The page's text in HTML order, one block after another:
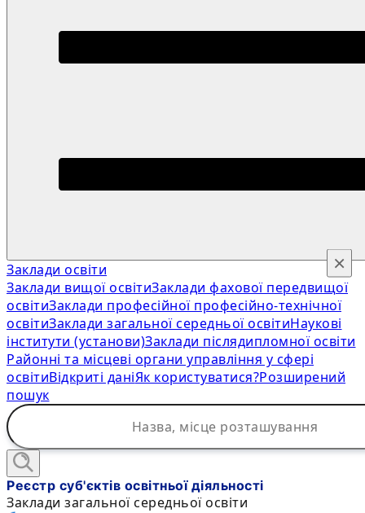
Заклади освіти
Заклади вищої освітиЗаклади фахової передвищої
освітиЗаклади професійної професійно-технічної
освітиЗаклади загальної середньої освітиНаукові
інститути (установи)Заклади післядипломної освіти
Районні та місцеві органи управління у сфері
освітиВідкриті даніЯк користуватися?Розширений
пошук
×
Реєстр суб'єктів освітньої діяльності
Заклади загальної середньої освіти